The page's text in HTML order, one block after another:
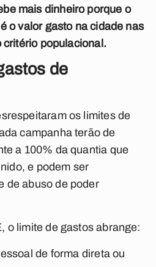
mais dinheiro porque o
o valor gasto na cidade nas
critério populacional.
de
os limites de
campanha terão de
a 100% da quantia que
e podem ser
de abuso de poder
o limite de gastos abrange:
de forma direta ou